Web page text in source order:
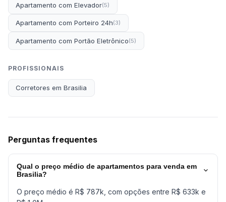
Apartamento com Elevador(5)
Apartamento com Porteiro 24h(3)
Apartamento com Portão Eletrônico(5)
PROFISSIONAIS
Corretores em Brasilia
Perguntas frequentes
Qual o preço médio de apartamentos para venda em
Brasilia?
O preço médio é R$ 787k, com opções entre R$ 633k e